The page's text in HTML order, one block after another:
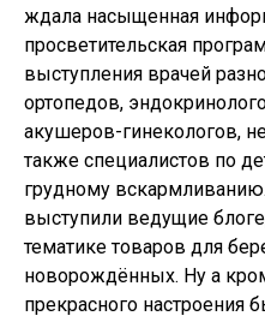
ждала насыщенная
просветительская
выступления врачей
ортопедов,
акушеров-гинекологов,
также специалистов по
грудному
выступили ведущие
тематике товаров для
новорождённых. Ну а
прекрасного настроения